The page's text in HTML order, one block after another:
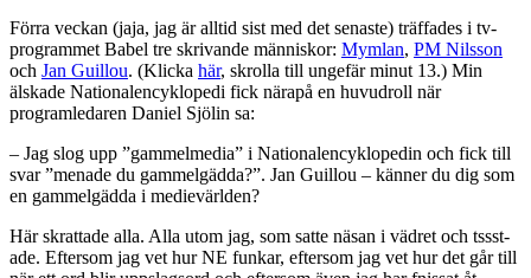
Förra veckan (jaja, jag är alltid sist med det senaste) träffades i tv-
programmet Babel tre skrivande människor: Mymlan, PM Nilsson
och Jan Guillou. (Klicka här, skrolla till ungefär minut 13.) Min
älskade Nationalencyklopedi fick närapå en huvudroll när
programledaren Daniel Sjölin sa:
– Jag slog upp ”gammelmedia” i Nationalencyklopedin och fick till
svar ”menade du gammelgädda?”. Jan Guillou – känner du dig som
en gammelgädda i medievärlden?
Här skrattade alla. Alla utom jag, som satte näsan i vädret och tssst-
ade. Eftersom jag vet hur NE funkar, eftersom jag vet hur det går till